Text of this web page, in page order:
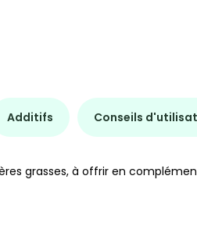
Additifs Conseils
grasses, à offrir en